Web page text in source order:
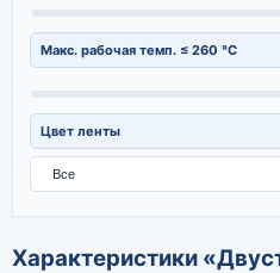
Без следов после удаления
PTFE стеклоткань
PO (полиолефин)
Каучуковый
Полиуретановый
Макс. рабочая темп. ≤ 260 °C
Цвет ленты
Характеристики